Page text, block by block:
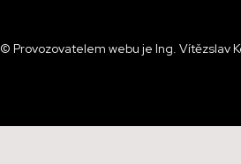
© Provozovatelem webu je Ing. Vítězslav